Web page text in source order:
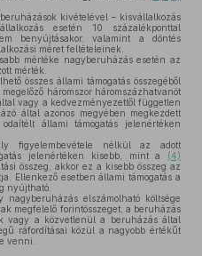
kivételével – kisvállalkozás
esetén 10 százalékponttal
benyújtásakor, valamint a döntés
méret feltételeinek.
mértéke nagyberuházás esetén az
mérték.
összes állami támogatás összegéből
háromszor háromszázhatvanöt
vagy a kedvezményezettől független
által azonos megyében megkezdett
állami támogatás jelenértéken
figyelembevétele nélkül az adott
jelenértéken kisebb, mint a (4)
összeg, akkor ez a kisebb összeg az
Ellenkező esetben állami támogatás a
nyújtható.
nagyberuházás elszámolható költsége
megfelelő forintösszeget, a beruházás
vagy a közvetlenül a beruházás által
ráfordításai közül a nagyobb értékűt
venni.